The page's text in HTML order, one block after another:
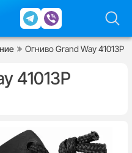
Огниво Grand Way 41013P
41013P